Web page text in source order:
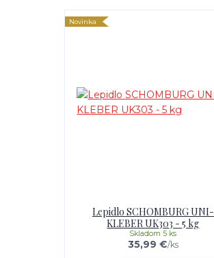
Novinka
Lepidlo SCHOMBURG UNI-
KLEBER UK303 - 5 kg
35,99 €/ks
Skladom 5 ks